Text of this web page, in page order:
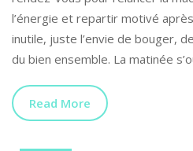
l’énergie et repartir motivé
inutile, juste l’envie de bouger,
du bien ensemble. La matinée
Read More